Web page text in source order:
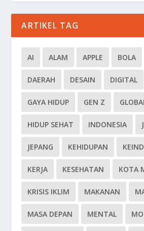
ARTIKEL TAG
AI ALAM APPLE BOLA
DAERAH DESAIN DIGITAL
GAYA HIDUP GEN Z
HIDUP SEHAT INDONESIA
JEPANG KEHIDUPAN
KERJA KESEHATAN KOTA
KRISIS IKLIM MAKANAN
MASA DEPAN MENTAL